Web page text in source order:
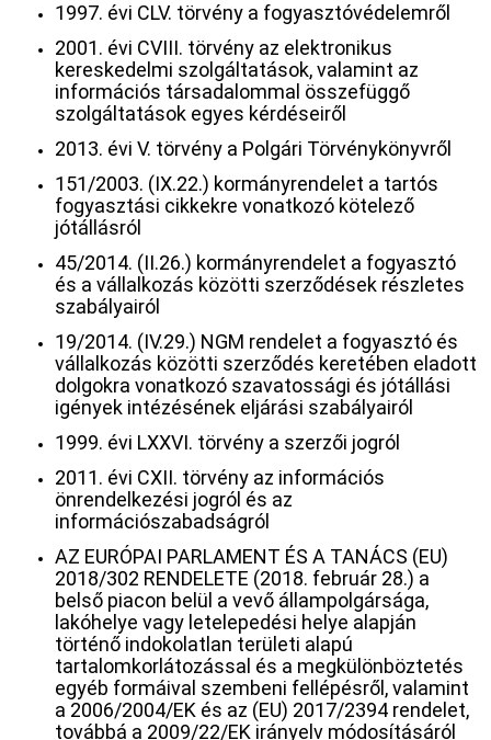
1997. évi CLV. törvény a fogyasztóvédelemről
2001. évi CVIII. törvény az elektronikus
kereskedelmi szolgáltatások, valamint az
információs társadalommal összefüggő
szolgáltatások egyes kérdéseiről
2013. évi V. törvény a Polgári Törvénykönyvről
151/2003. (IX.22.) kormányrendelet a tartós
fogyasztási cikkekre vonatkozó kötelező
jótállásról
45/2014. (II.26.) kormányrendelet a fogyasztó
és a vállalkozás közötti szerződések részletes
szabályairól
19/2014. (IV.29.) NGM rendelet a fogyasztó és
vállalkozás közötti szerződés keretében eladott
dolgokra vonatkozó szavatossági és jótállási
igények intézésének eljárási szabályairól
1999. évi LXXVI. törvény a szerzői jogról
2011. évi CXII. törvény az információs
önrendelkezési jogról és az
információszabadságról
AZ EURÓPAI PARLAMENT ÉS A TANÁCS (EU)
2018/302 RENDELETE (2018. február 28.) a
belső piacon belül a vevő állampolgársága,
lakóhelye vagy letelepedési helye alapján
történő indokolatlan területi alapú
tartalomkorlátozással és a megkülönböztetés
egyéb formáival szembeni fellépésről, valamint
a 2006/2004/EK és az (EU) 2017/2394 rendelet,
továbbá a 2009/22/EK irányelv módosításáról